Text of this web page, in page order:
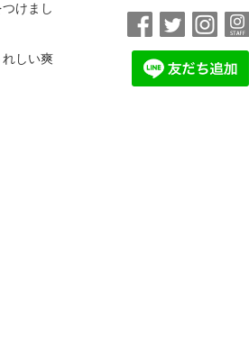
けまし
しい爽